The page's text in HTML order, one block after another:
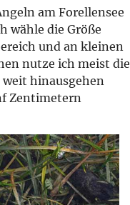
am Forellensee
wähle die Größe
und an kleinen
nutze ich meist die
hinausgehen
Zentimetern